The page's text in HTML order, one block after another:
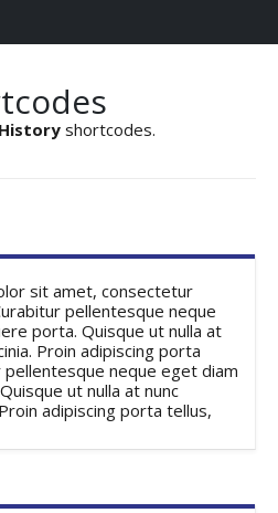
shortcodes.
sit amet, consectetur
pellentesque neque
porta. Quisque ut nulla at
Proin adipiscing porta
pellentesque neque eget diam
ut nulla at nunc
adipiscing porta tellus,